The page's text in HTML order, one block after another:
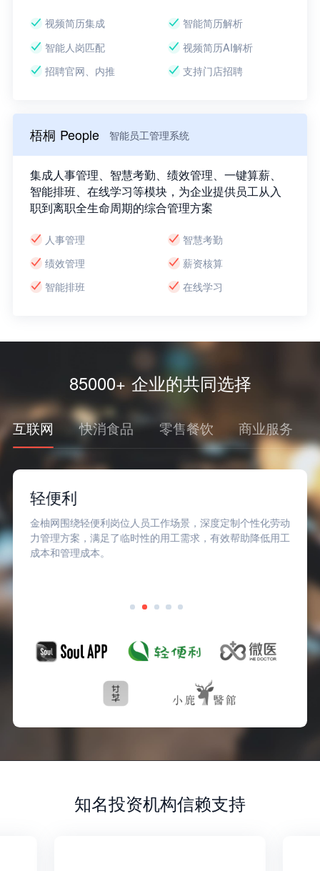
视频简历集成
智能简历解析
智能人岗匹配
视频简历AI解析
招聘官网、内推
支持门店招聘
梧桐 People 智能员工管理系统
集成人事管理、智慧考勤、绩效管理、一键算薪、
智能排班、在线学习等模块，为企业提供员工从入
职到离职全生命周期的综合管理方案
人事管理
智慧考勤
绩效管理
薪资核算
智能排班
在线学习
85000+ 企业的共同选择
互联网 快消食品 零售餐饮 商业服务
轻便利
金柚网围绕轻便利岗位人员工作场景，深度定制个性化劳动
力管理方案，满足了临时性的用工需求，有效帮助降低用工
成本和管理成本。
知名投资机构信赖支持